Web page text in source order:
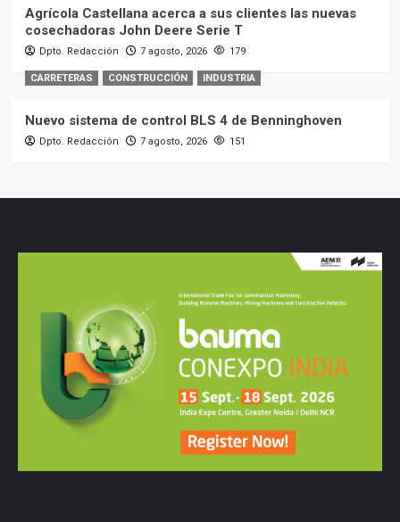
Agrícola Castellana acerca a sus clientes las nuevas
cosechadoras John Deere Serie T
Dpto. Redacción 7 agosto, 2026 179
CARRETERAS CONSTRUCCIÓN INDUSTRIA
Nuevo sistema de control BLS 4 de Benninghoven
Dpto. Redacción 7 agosto, 2026 151